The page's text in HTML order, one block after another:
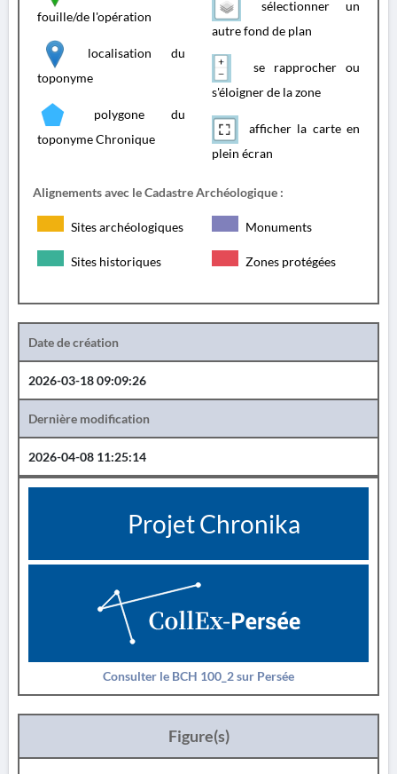
fouille/de l'opération
localisation du
toponyme
polygone du
toponyme Chronique
sélectionner un
autre fond de plan
se rapprocher ou
s'éloigner de la zone
afficher la carte en
plein écran
Alignements avec le Cadastre Archéologique :
Sites archéologiques Monuments
Sites historiques Zones protégées
Date de création
2026-03-18 09:09:26
Dernière modification
2026-04-08 11:25:14
Projet Chronika
Consulter le BCH 100_2 sur Persée
Figure(s)